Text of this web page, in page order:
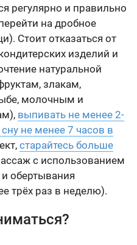
регулярно и правильно
на дробное
Стоит отказаться от
изделий и
натуральной
злакам,
молочным и
выпивать не менее 2-
сну не менее 7 часов в
старайтесь больше
с использованием
обертывания
трёх раз в неделю).